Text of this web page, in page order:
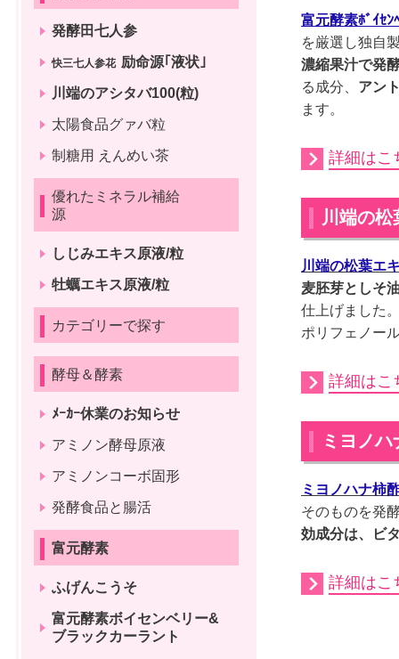
富元酵素ﾎﾞｲｾﾝ
を厳選し独自
濃縮果汁で発
る成分、 アン
ます。
詳細はこ
川端の
川端の松葉エ
麦胚芽としそ
仕上げました
ポリフェノー
詳細はこ
ミヨノ
ミヨノハナ柿
そのものを発
効成分は、ビ
詳細はこ
発酵田七人参
快三七人参花 励命源｢液状｣
川端のアシタバ100(粒)
太陽食品グァバ粒
制糖用 えんめい茶
優れたミネラル補給
源
しじみエキス原液/粒
牡蠣エキス原液/粒
カテゴリーで探す
酵母＆酵素
ﾒｰｶｰ休業のお知らせ
アミノン酵母原液
アミノンコーボ固形
発酵食品と腸活
富元酵素
ふげんこうそ
富元酵素ボイセンベリー&
ブラックカーラント